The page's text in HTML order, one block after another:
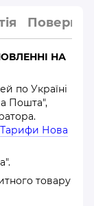
НА
по Україні
Пошта",
Тарифи Нова
товару